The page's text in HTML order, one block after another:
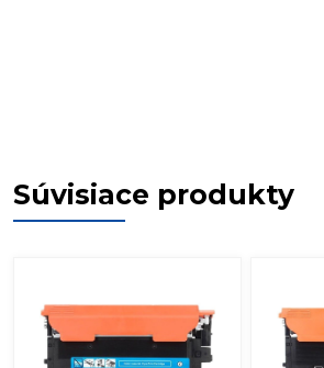
Súvisiace produkty